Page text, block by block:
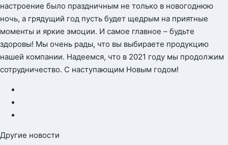
настроение было праздничным не только в новогоднюю
ночь, а грядущий год пусть будет щедрым на приятные
моменты и яркие эмоции. И самое главное – будьте
здоровы! Мы очень рады, что вы выбираете продукцию
нашей компании. Надеемся, что в 2021 году мы продолжим
сотрудничество. С наступающим Новым годом!
Другие новости